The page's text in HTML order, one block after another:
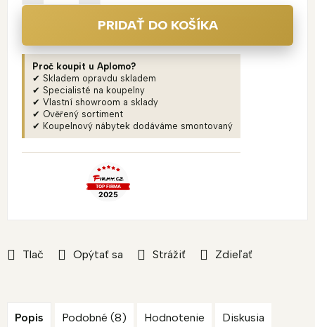
Tlač Opýtať sa Strážiť Zdieľať
PRIDAŤ DO KOŠÍKA
Proč koupit u Aplomo?
✔ Skladem opravdu skladem
✔ Specialisté na koupelny
✔ Vlastní showroom a sklady
✔ Ověřený sortiment
✔ Koupelnový nábytek dodáváme smontovaný
Popis Podobné (8) Hodnotenie Diskusia